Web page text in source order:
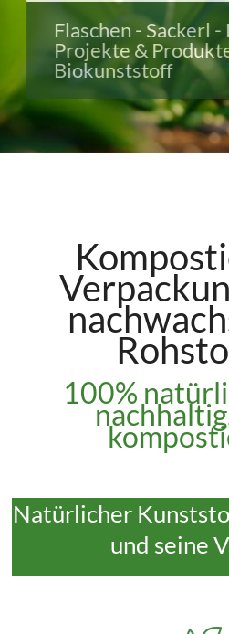
Flaschen - Sackerl -
Projekte &
Biokunststoff
100%
Natürlicher
und seine